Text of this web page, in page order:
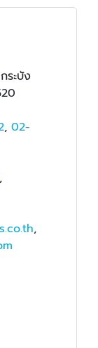
ระบัง
, 02-
,
,